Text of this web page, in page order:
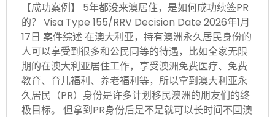
【成功案例】 5年都没来澳居住，是如何成功续签PR
的？ Visa Type 155/RRV Decision Date 2026年1月
17日 案件综述 在澳大利亚，持有澳洲永久居民身份的
人可以享受到很多和公民同等的待遇，比如全家无限
期的在澳大利亚居住工作，享受澳洲免费医疗、免费
教育、育儿福利、养老福利等，所以拿到澳大利亚永
久居民（PR）身份是许多计划移民澳洲的朋友们的终
极目标。 但拿到PR身份后是不是就可以长时间不回澳